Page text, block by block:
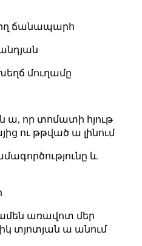
ճանապարհ
մուղամը
ա, որ տոմատի հյութ
ու թթված ա լինում
և
ամեն առավոտ մեր
տյոտյան ա անում